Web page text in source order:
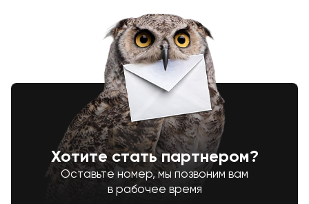
Хотите стать партнером?
Оставьте номер, мы позвоним вам
в рабочее время